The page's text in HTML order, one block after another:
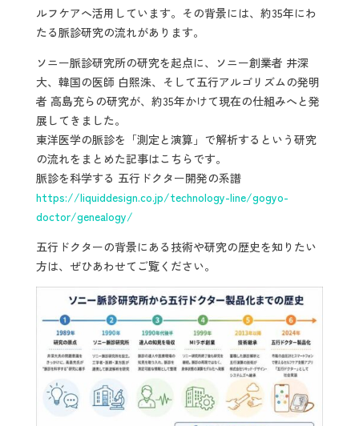
ルフケアへ活用しています。その背景には、約35年にわ
たる脈診研究の流れがあります。
ソニー脈診研究所の研究を起点に、ソニー創業者 井深
大、韓国の医師 白熙洙、そして五行アルゴリズムの発明
者 高島充らの研究が、約35年かけて現在の仕組みへと発
展してきました。
東洋医学の脈診を「測定と演算」で解析するという研究
の流れをまとめた記事はこちらです。
脈診を科学する 五行ドクター開発の系譜
https://liquiddesign.co.jp/technology-line/gogyo-
doctor/genealogy/
五行ドクターの背景にある技術や研究の歴史を知りたい
方は、ぜひあわせてご覧ください。